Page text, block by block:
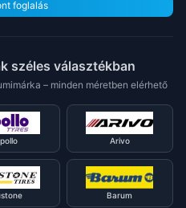
foglalás
széles választékban
– minden méretben elérhető
Arivo
Barum